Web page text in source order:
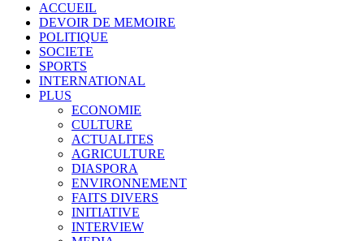
ACCUEIL
DEVOIR DE MEMOIRE
POLITIQUE
SOCIETE
SPORTS
INTERNATIONAL
PLUS
ECONOMIE
CULTURE
ACTUALITES
AGRICULTURE
DIASPORA
ENVIRONNEMENT
FAITS DIVERS
INITIATIVE
INTERVIEW